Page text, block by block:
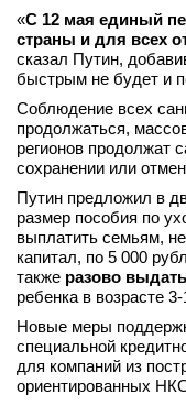
«С 12 мая единый
страны и для всех
сказал Путин,
быстрым не будет и
Соблюдение всех
продолжаться,
регионов продолжат
сохранении или
Путин предложил в
размер пособия по
выплатить семьям,
капитал, по 5 000
также разово
ребенка в возрасте 3-
Новые меры
специальной
для компаний из
ориентированных